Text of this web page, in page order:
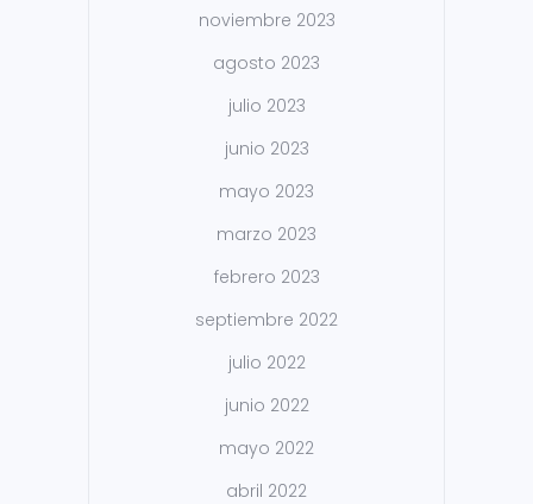
noviembre 2023
agosto 2023
julio 2023
junio 2023
mayo 2023
marzo 2023
febrero 2023
septiembre 2022
julio 2022
junio 2022
mayo 2022
abril 2022